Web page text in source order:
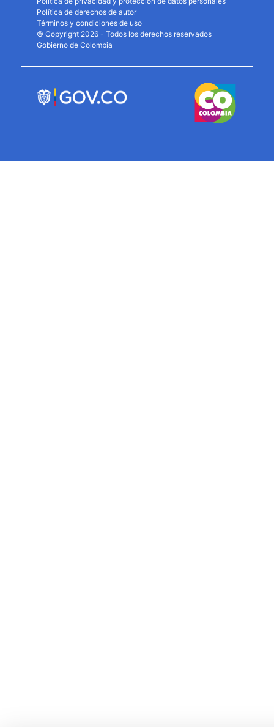
Política de derechos de autor
Términos y condiciones de uso
© Copyright 2026 - Todos los derechos reservados
Gobierno de Colombia